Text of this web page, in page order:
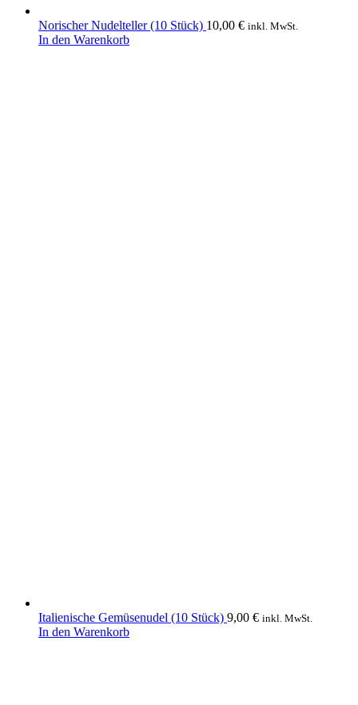
Norischer Nudelteller (10 Stück) 10,00 € inkl. MwSt.
In den Warenkorb
Italienische Gemüsenudel (10 Stück) 9,00 € inkl. MwSt.
In den Warenkorb